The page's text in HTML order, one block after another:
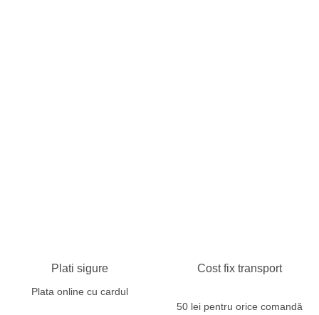
Plati sigure
Plata online cu cardul
Cost fix transport
50 lei pentru orice comandă